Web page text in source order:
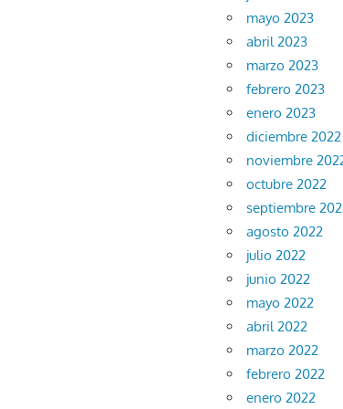
mayo 2023
abril 2023
marzo 2023
febrero 2023
enero 2023
diciembre 2022
noviembre
octubre 2022
septiembre
agosto 2022
julio 2022
junio 2022
mayo 2022
abril 2022
marzo 2022
febrero 2022
enero 2022